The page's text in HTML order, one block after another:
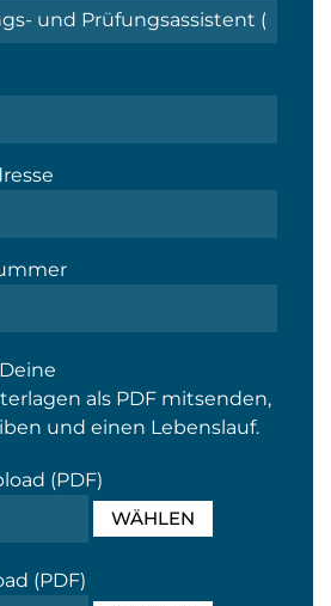
als PDF mitsenden,
und einen Lebenslauf.
(PDF)
WÄHLEN
(PDF)